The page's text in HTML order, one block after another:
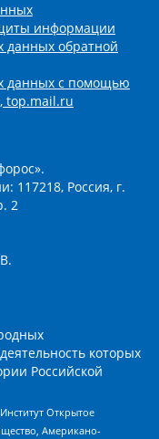
информации
данных обратной
данных с помощью
top.mail.ru
117218, Россия, г.
2
которых
Российской
Открытое
Американо-